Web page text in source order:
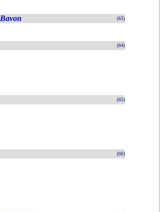
(63)
(64)
(65)
(66)